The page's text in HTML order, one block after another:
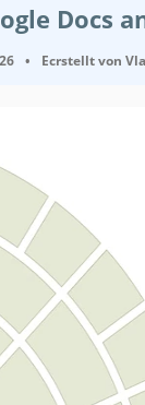
Docs
• Ecrstellt von
Google Docs,
hinzugefügt
16 Downloads in